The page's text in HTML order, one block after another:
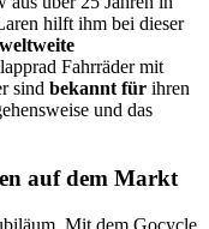
hilft ihm bei dieser
weltweite
Fahrräder mit
sind bekannt für ihren
und das
auf dem Markt
Mit dem Gocycle